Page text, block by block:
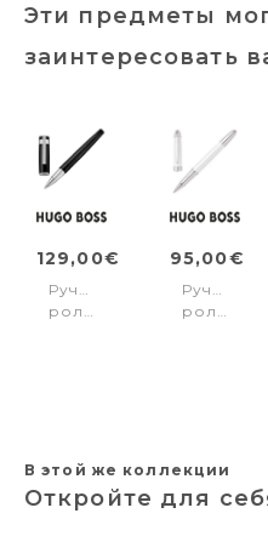
Эти предметы
заинтересовать
129,00€
Ручка-
роллер
95,00€
Ручка-
роллер
В этой же коллекции
Откройте для